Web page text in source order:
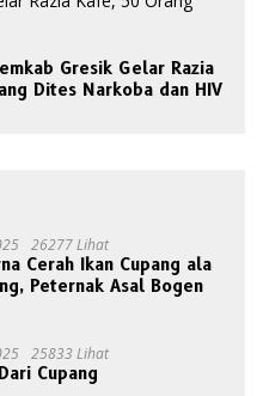
Gresik Gelar Razia
Dites Narkoba dan HIV
26277 Lihat
Cerah Ikan Cupang ala
Peternak Asal Bogen
25833 Lihat
Cupang